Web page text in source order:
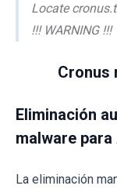
Locate
!!! WARNING !!!
Cronus
Eliminación
malware
La eliminación